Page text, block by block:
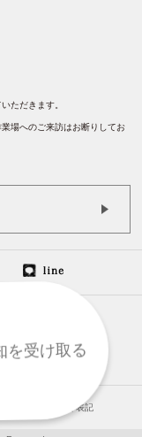
ただきます。
場へのご来訪はお断りしてお
商取引法に基づく表記
を受け取る